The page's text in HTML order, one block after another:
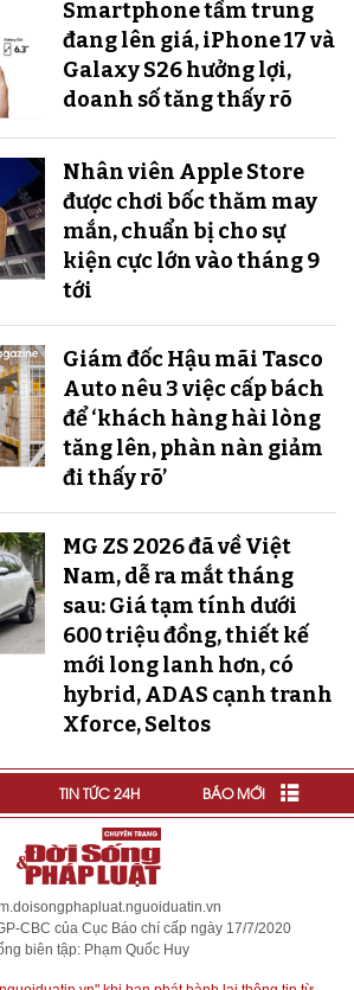
Smartphone tầm trung
đang lên giá, iPhone 17 và
Galaxy S26 hưởng lợi,
doanh số tăng thấy rõ
Nhân viên Apple Store
được chơi bốc thăm may
mắn, chuẩn bị cho sự
kiện cực lớn vào tháng 9
tới
Giám đốc Hậu mãi Tasco
Auto nêu 3 việc cấp bách
để ‘khách hàng hài lòng
tăng lên, phàn nàn giảm
đi thấy rõ’
MG ZS 2026 đã về Việt
Nam, dễ ra mắt tháng
sau: Giá tạm tính dưới
600 triệu đồng, thiết kế
mới long lanh hơn, có
hybrid, ADAS cạnh tranh
Xforce, Seltos
TIN TỨC 24H BÁO MỚI
CBC của Cục Báo chí cấp ngày 17/7/2020
biên tập: Phạm Quốc Huy